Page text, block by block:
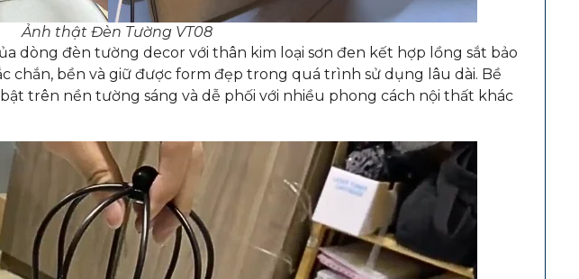
Ảnh thật Đèn Tường VT08
dòng đèn tường decor với thân kim loại sơn đen kết hợp lồng sắt bảo
chắn, bền và giữ được form đẹp trong quá trình sử dụng lâu dài. Bề
trên nền tường sáng và dễ phối với nhiều phong cách nội thất khác